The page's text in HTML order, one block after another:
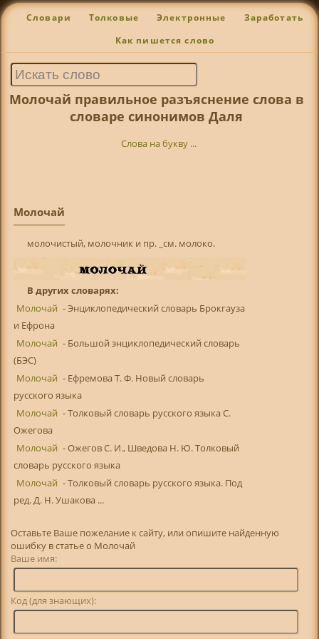
Словари Толковые Электронные Заработать
Как пишется слово
Молочай правильное разъяснение слова в
словаре синонимов Даля
Слова на букву ...
Молочай
молочистый, молочник и пр. _см. молоко.
В других словарях:
Молочай - Энциклопедический словарь Брокгауза
и Ефрона
Молочай - Большой энциклопедический словарь
(БЭС)
Молочай - Ефремова Т. Ф. Новый словарь
русского языка
Молочай - Толковый словарь русского языка С.
Ожегова
Молочай - Ожегов С. И., Шведова Н. Ю. Толковый
словарь русского языка
Молочай - Толковый словарь русского языка. Под
ред. Д. Н. Ушакова ...
Оставьте Ваше пожелание к сайту, или опишите найденную
ошибку в статье о Молочай
Ваше имя:
Код (для знающих):